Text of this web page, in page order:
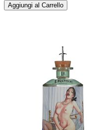
Aggiungi al Carrello